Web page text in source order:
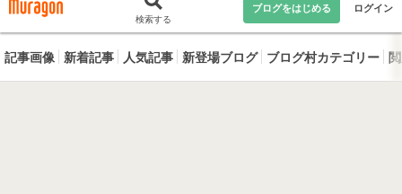
検索する
ブログをはじめる ログイン
記事画像 新着記事 人気記事 新登場ブログ ブログ村カテゴリー